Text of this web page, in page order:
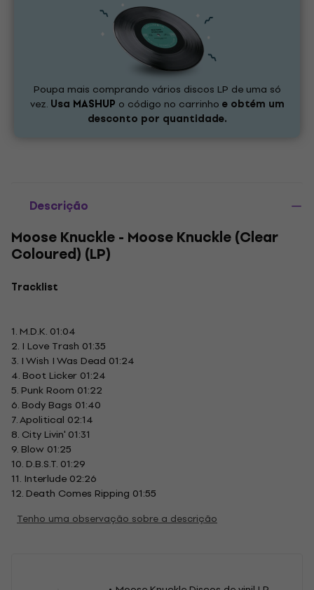
Poupa mais comprando vários discos LP de uma só
vez. Usa MASHUP o código no carrinho e obtém um
desconto por quantidade.
Descrição
Moose Knuckle - Moose Knuckle (Clear
Coloured) (LP)
Tracklist
1. M.D.K. 01:04
2. I Love Trash 01:35
3. I Wish I Was Dead 01:24
4. Boot Licker 01:24
5. Punk Room 01:22
6. Body Bags 01:40
7. Apolitical 02:14
8. City Livin' 01:31
9. Blow 01:25
10. D.B.S.T. 01:29
11. Interlude 02:26
12. Death Comes Ripping 01:55
Tenho uma observação sobre a descrição